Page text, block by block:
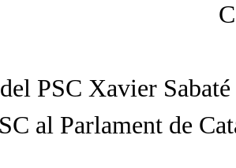
PSC Xavier Sabaté
al Parlament de